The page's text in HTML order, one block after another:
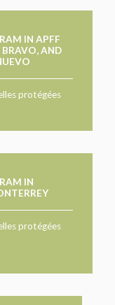
IN APFF
BRAVO, AND
protégées
IN
protégées